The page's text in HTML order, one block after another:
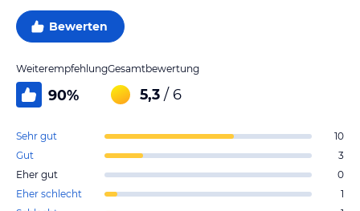
Bewerten
Weiterempfehlung
90%
Gesamtbewertung
5,3 / 6
Sehr gut
10
Gut
3
Eher gut
0
Eher schlecht
1